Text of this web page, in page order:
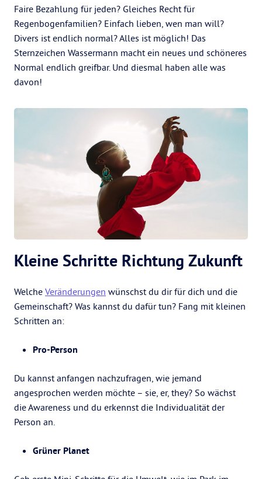
Faire Bezahlung für jeden? Gleiches Recht für
Regenbogenfamilien? Einfach lieben, wen man will?
Divers ist endlich normal? Alles ist möglich! Das
Sternzeichen Wassermann macht ein neues und schöneres
Normal endlich greifbar. Und diesmal haben alle was
davon!
Kleine Schritte Richtung Zukunft
Welche Veränderungen wünschst du dir für dich und die
Gemeinschaft? Was kannst du dafür tun? Fang mit kleinen
Schritten an:
Pro-Person
Du kannst anfangen nachzufragen, wie jemand
angesprochen werden möchte – sie, er, they? So wächst
die Awareness und du erkennst die Individualität der
Person an.
Grüner Planet